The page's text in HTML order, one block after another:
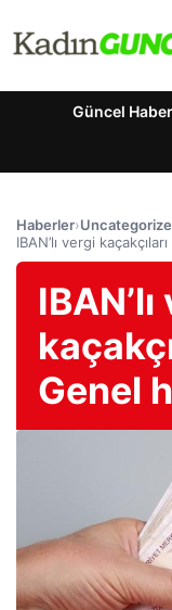
Güncel
Haberler›
IBAN’lı vergi
Genel